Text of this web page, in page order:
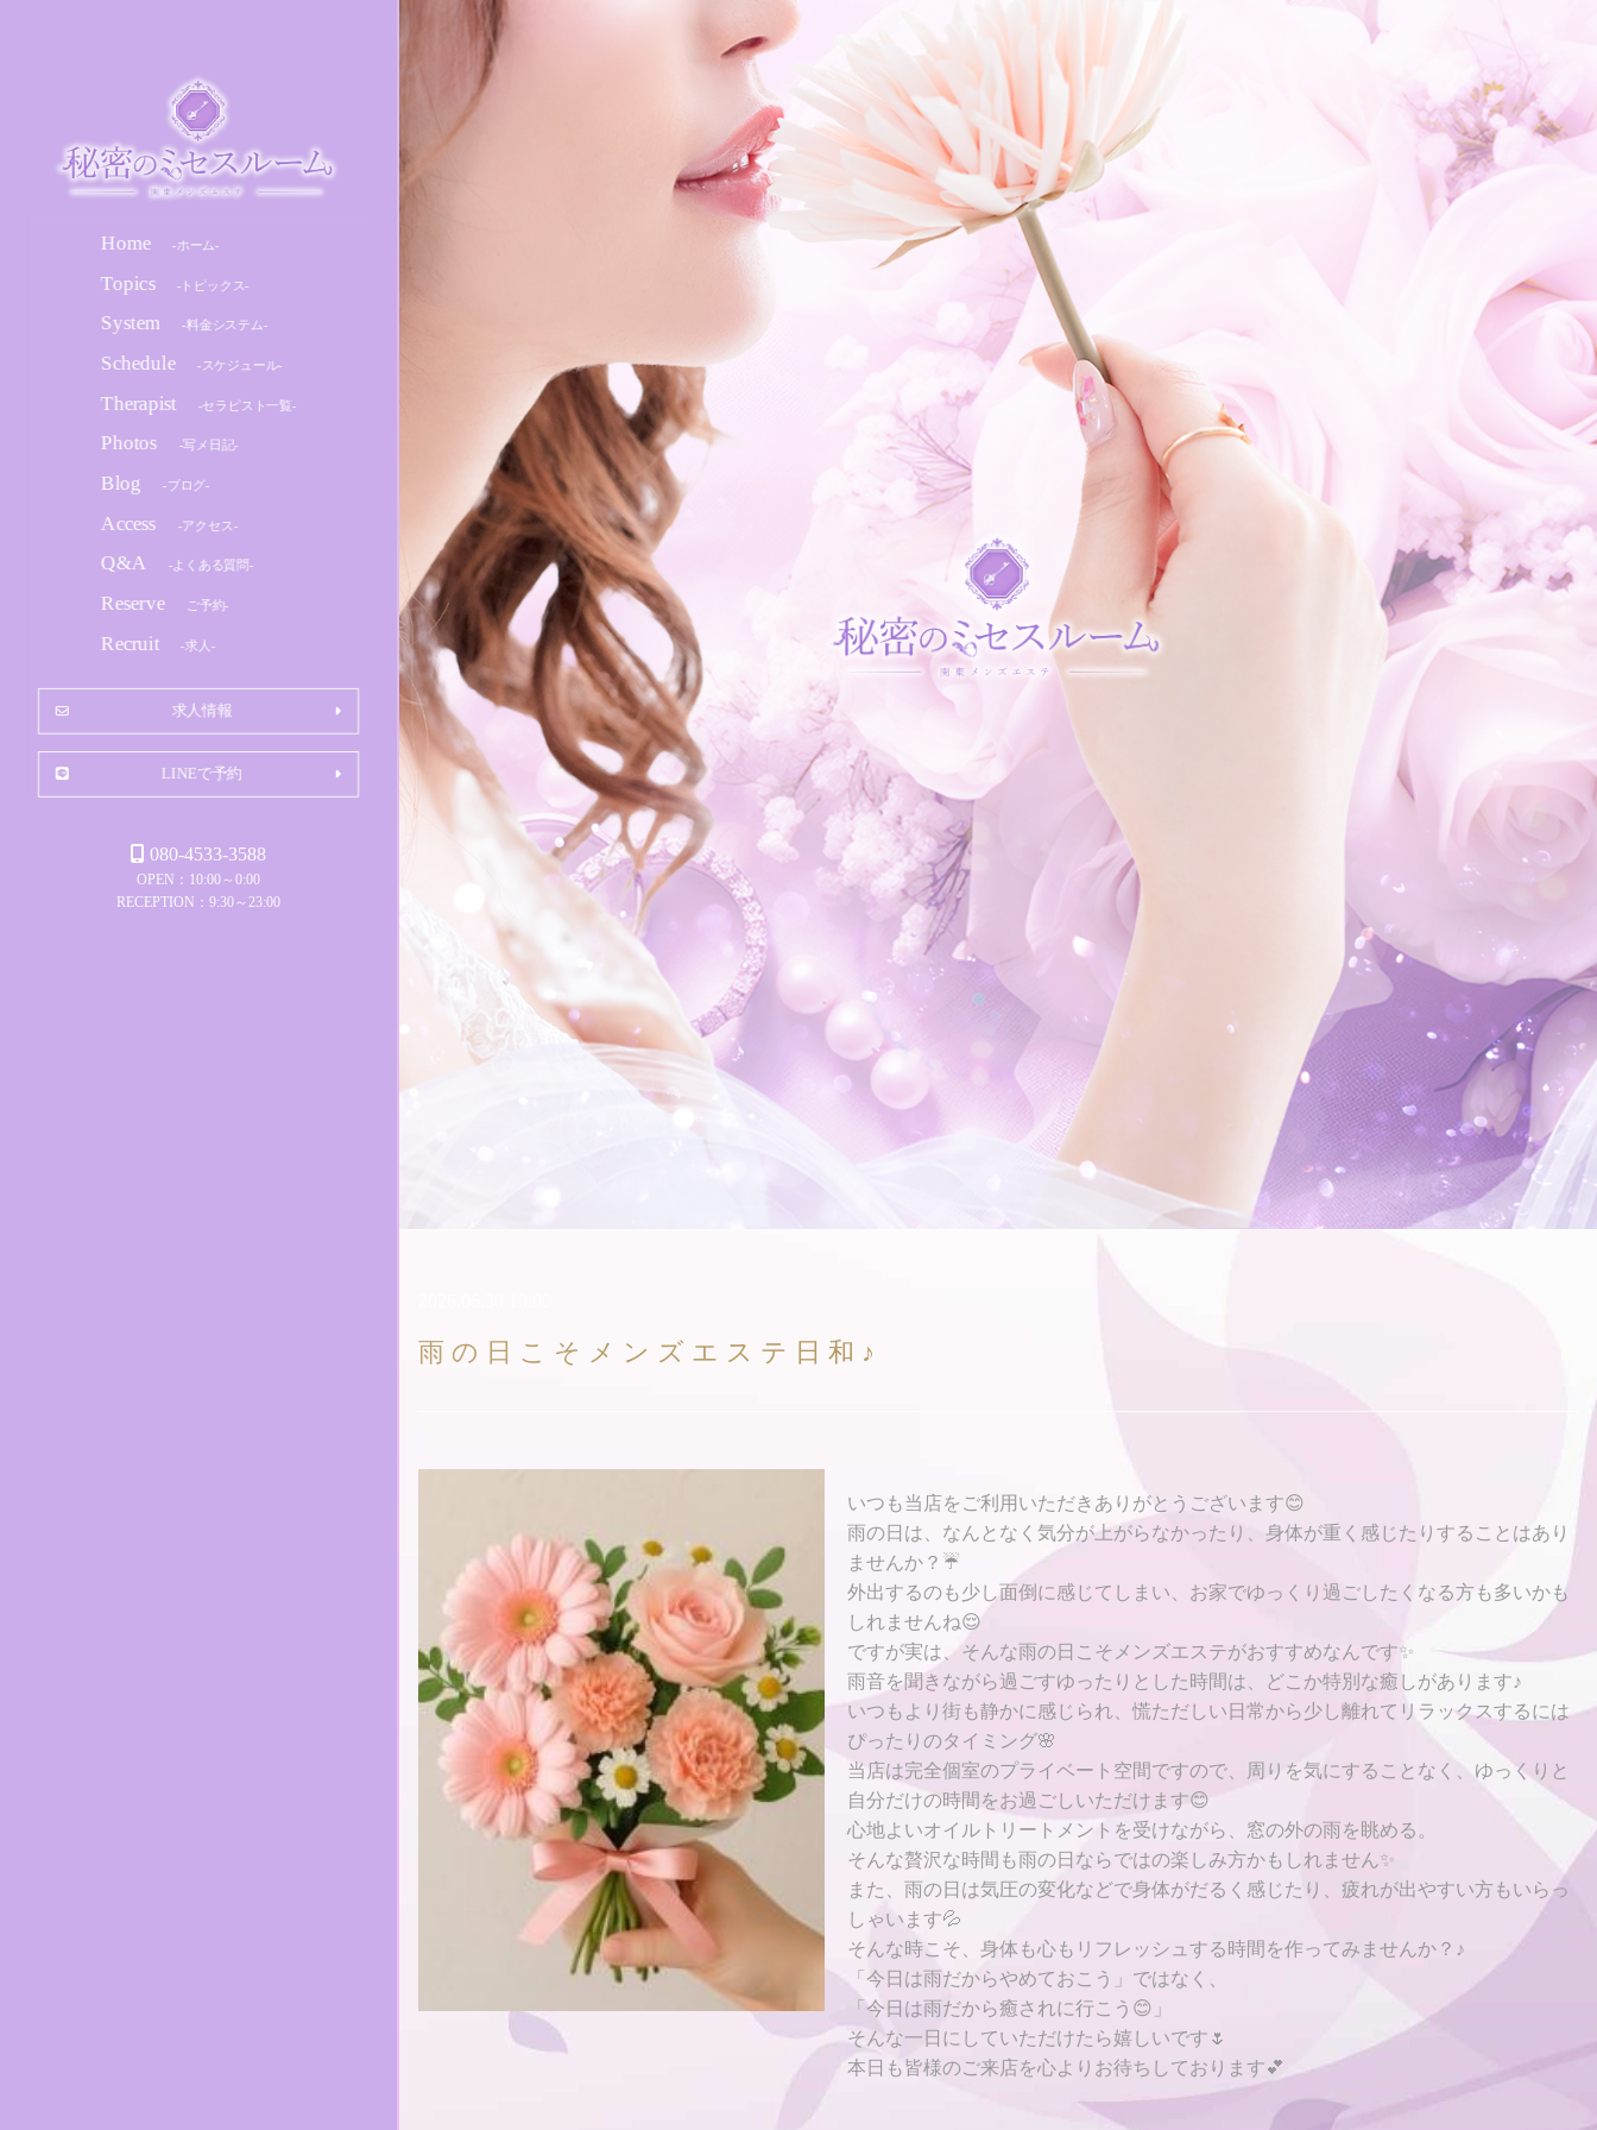
Home -ホーム-
Topics -トピックス-
System -料金システム-
Schedule -スケジュール-
Therapist -セラピスト一覧-
Photos -写メ日記-
Blog -ブログ-
Access -アクセス-
Q&A -よくある質問-
Reserve ご予約-
Recruit -求人-
求人情報
LINEで予約
080-4533-3588
OPEN：10:00～0:00
RECEPTION：9:30～23:00
雨の日こそメンズエステ日和♪
いつも当店をご利用いただきありがとうございます😊
雨の日は、なんとなく気分が上がらなかったり、身体が重く感じたりすることはあり
ませんか？☔
外出するのも少し面倒に感じてしまい、お家でゆっくり過ごしたくなる方も多いかも
しれませんね😌
ですが実は、そんな雨の日こそメンズエステがおすすめなんです✨
雨音を聞きながら過ごすゆったりとした時間は、どこか特別な癒しがあります♪
いつもより街も静かに感じられ、慌ただしい日常から少し離れてリラックスするには
ぴったりのタイミング🌸
当店は完全個室のプライベート空間ですので、周りを気にすることなく、ゆっくりと
自分だけの時間をお過ごしいただけます😊
心地よいオイルトリートメントを受けながら、窓の外の雨を眺める。
そんな贅沢な時間も雨の日ならではの楽しみ方かもしれません✨
また、雨の日は気圧の変化などで身体がだるく感じたり、疲れが出やすい方もいらっ
しゃいます💦
そんな時こそ、身体も心もリフレッシュする時間を作ってみませんか？♪
「今日は雨だからやめておこう」ではなく、
「今日は雨だから癒されに行こう😊」
そんな一日にしていただけたら嬉しいです🌷
本日も皆様のご来店を心よりお待ちしております💕